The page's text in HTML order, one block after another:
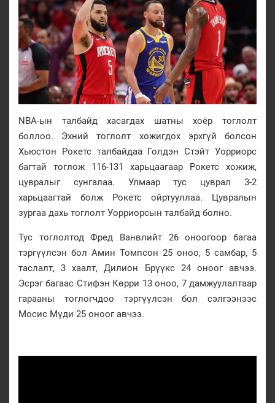
NBA-ын талбайд хасагдах шатны хоёр тоглолт
боллоо. Эхний тоглолт хожигдох эрхгүй болсон
Хьюстон Рокетс талбайдаа Голдэн Стэйт Уорриорс
багтай тоглож 116-131 харьцаагаар Рокетс хожиж,
цувралыг сунгалаа. Улмаар тус цуврал 3-2
харьцаагтай болж Рокетс ойртууллаа. Цувралын
зургаа дахь тоглолт Уорриорсын талбайд болно.
Тус тоглолтод Фред Ванвлийт 26 оноогоор багаа
тэргүүлсэн бол Амин Томпсон 25 оноо, 5 самбар, 5
таслалт, 3 хаалт, Дилион Брүүкс 24 оноог авчээ.
Эсрэг багаас Стифэн Көрри 13 оноо, 7 дамжуулалтаар
гарааны тоглогчдоо тэргүүлсэн бол сэлгээнээс
Мосис Мүди 25 оноог авчээ.